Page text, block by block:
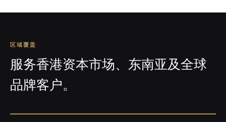
区域覆盖
服务香港资本市场、东南亚及全球
品牌客户。